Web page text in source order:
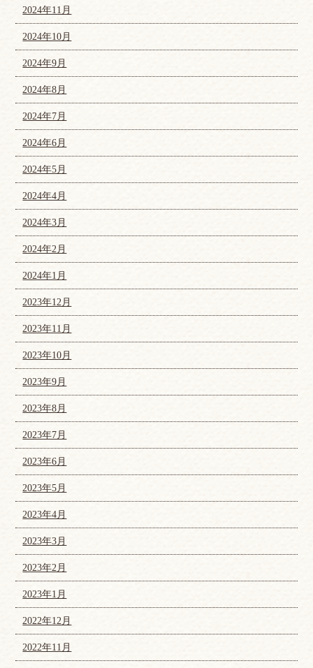
2024年11月
2024年10月
2024年9月
2024年8月
2024年7月
2024年6月
2024年5月
2024年4月
2024年3月
2024年2月
2024年1月
2023年12月
2023年11月
2023年10月
2023年9月
2023年8月
2023年7月
2023年6月
2023年5月
2023年4月
2023年3月
2023年2月
2023年1月
2022年12月
2022年11月